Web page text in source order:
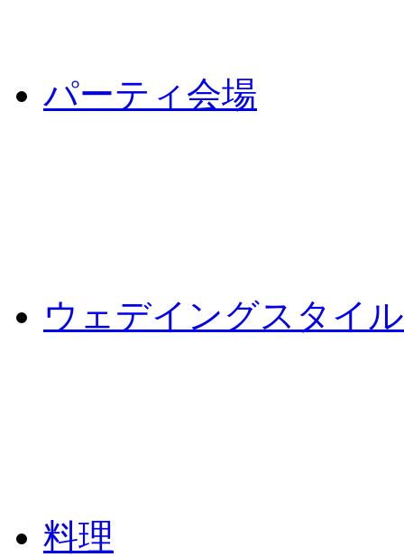
パーティ会場
ウェデイングスタイル
料理